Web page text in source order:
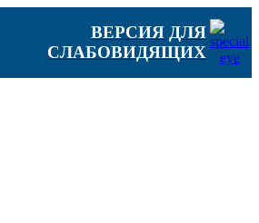
ВЕРСИЯ ДЛЯ
СЛАБОВИДЯЩИХ